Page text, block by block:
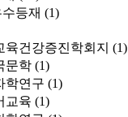
등재 (1)
육건강증진학회지 (1)
문학 (1)
학연구 (1)
교육 (1)